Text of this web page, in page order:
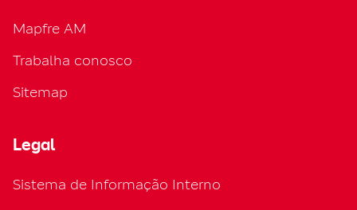
Mapfre AM
Trabalha conosco
Sitemap
Legal
Sistema de Informação Interno